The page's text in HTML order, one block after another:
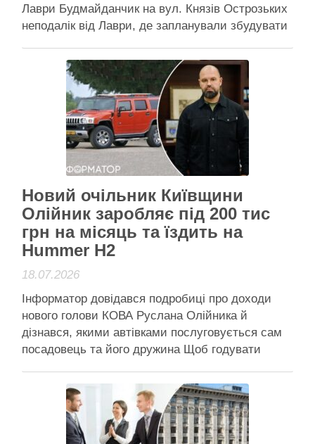
Лаври Будмайданчик на вул. Князів Острозьких
неподалік від Лаври, де запланували збудувати
арештувала будівельний майданчик у центрі
Києва, де забудовник встиг знести історичне
училище зв’язку заради багатоповерхівки.
Мешканці району вже понад місяць намагаються
зупинити проєкт, …
Активісти району
Новий очільник Київщини
Олійник заробляє під 200 тис
грн на місяць та їздить на
Hummer H2
18.07.2026
Інформатор довідався подробиці про доходи
нового голови КОВА Руслана Олійника й
дізнався, якими автівками послуговується сам
посадовець та його дружина Щоб годувати
місті він спалює близько 24,5 л/100 км Одне з
кадрових рішень президента за 16 липня 2026
року – підвищення Миколи Калашника з …